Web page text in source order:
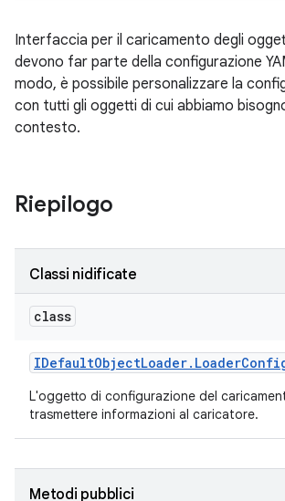
Interfaccia per il caricamento degli
devono far parte della configurazione
modo, è possibile personalizzare la
con tutti gli oggetti di cui abbiamo
contesto.
Riepilogo
Classi nidificate
class
IDefaultObjectLoader. Loader
L'oggetto di configurazione del
trasmettere informazioni al caricatore.
Metodi pubblici